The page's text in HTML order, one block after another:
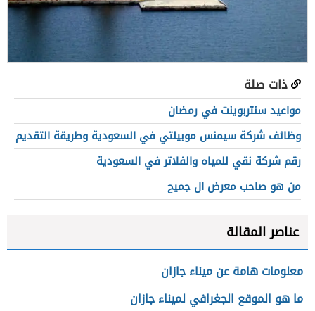
ذات صلة
مواعيد سنتربوينت في رمضان
وظائف شركة سيمنس موبيلتي في السعودية وطريقة التقديم
رقم شركة نقي للمياه والفلاتر في السعودية
من هو صاحب معرض ال جميح
عناصر المقالة
معلومات هامة عن ميناء جازان
ما هو الموقع الجغرافي لميناء جازان